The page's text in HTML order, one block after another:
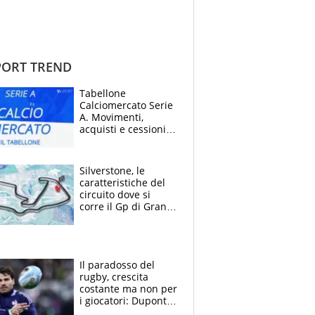
TREND
Tabellone
Calciomercato Serie
A. Movimenti,
acquisti e cessioni:
Silverstone, le
caratteristiche del
circuito dove si
corre il Gp di Gran
Il paradosso del
rugby, crescita
costante ma non per
i giocatori: Dupont